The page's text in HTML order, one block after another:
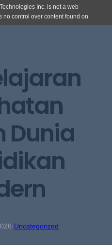
Inc. is not a web
no control over content found on
Dunia
·Uncategorized